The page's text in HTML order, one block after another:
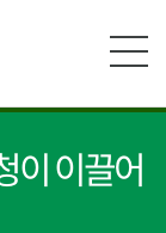
이 이끌어